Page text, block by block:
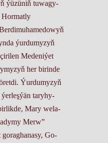
ýü­zü­niň tu­wa­gy­
ýurdumyzyň
Me­de­ni­ýet
her bi­rin­de
Ýur­du­my­zyň
ta­ry­hy-
Ma­ry we­la­
Merw”
go­rag­ha­na­sy, Go­